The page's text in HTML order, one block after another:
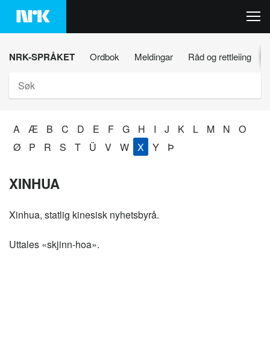
Hopp
innhaldet
NRK-SPRÅKET Ordbok Meldingar Råd og rettleiing
A Æ B C D E F G H I J K L M N
O
Ø
P R S T Ü V W X Y Þ
XINHUA
Xinhua, statlig kinesisk nyhetsbyrå.
Uttales «skjinn-hoa».